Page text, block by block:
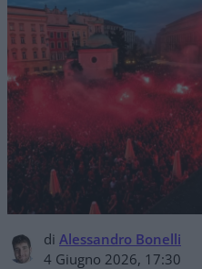
di Alessandro Bonelli
4 Giugno 2026, 17:30